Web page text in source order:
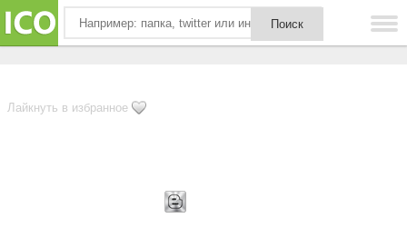
Лайкнуть в избранное